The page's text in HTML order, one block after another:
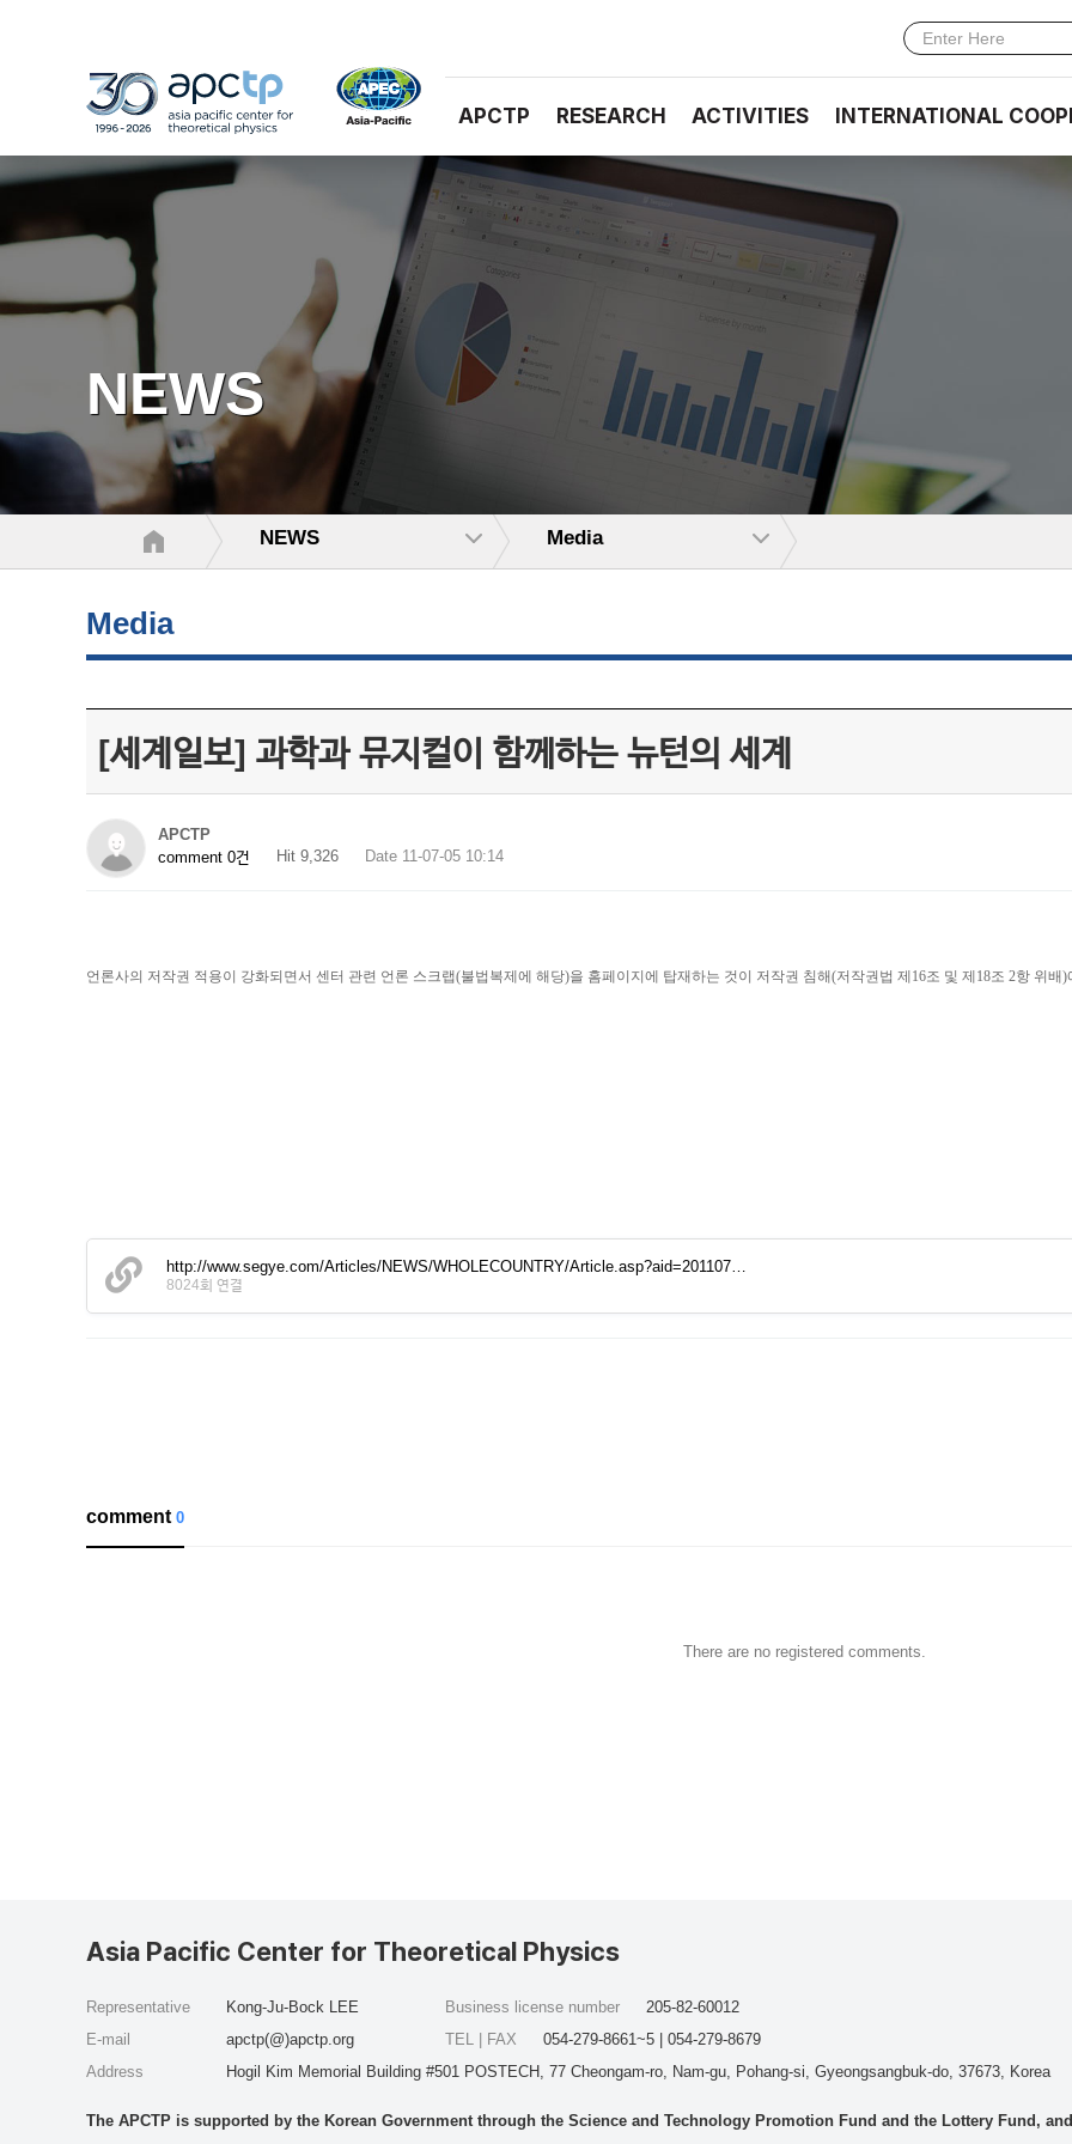
APCTP RESEARCH ACTIVITIES INTERNATIONAL
NEWS
NEWS Media
Media
[세계일보] 과학과 뮤지컬이 함께하는 뉴턴의 세계
APCTP
comment 0건
Hit 9,326 Date 11-07-05 10:14
언론사의 저작권 적용이 강화되면서 센터 관련 언론 스크랩(불법복제에 해당)을 홈페이지에 탑재하는 것이 저작권 침해(저작권법 제16조 및 제18조 2항 위
http://www.segye.com/Articles/NEWS/WHOLECOUNTRY/Article.asp?aid=201107…
8024회 연결
comment0
There are no registered comments.
Asia Pacific Center for Theoretical Physics
Representative
Kong-Ju-Bock LEE
E-mail
apctp(@)apctp.org
Address
Hogil Kim Memorial Building #501 POSTECH, 77 Cheongam-ro, Nam-gu, Pohang-si, Gyeongsangbuk-do, 37673, Korea
Business license number
205-82-60012
TEL | FAX
054-279-8661~5 | 054-279-8679
The APCTP is supported by the Korean Government through the Science and Technology Promotion Fund and the Lottery Fund,